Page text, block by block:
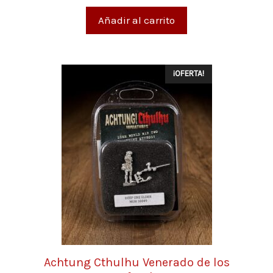
Añadir al carrito
¡OFERTA!
Achtung Cthulhu Venerado de los